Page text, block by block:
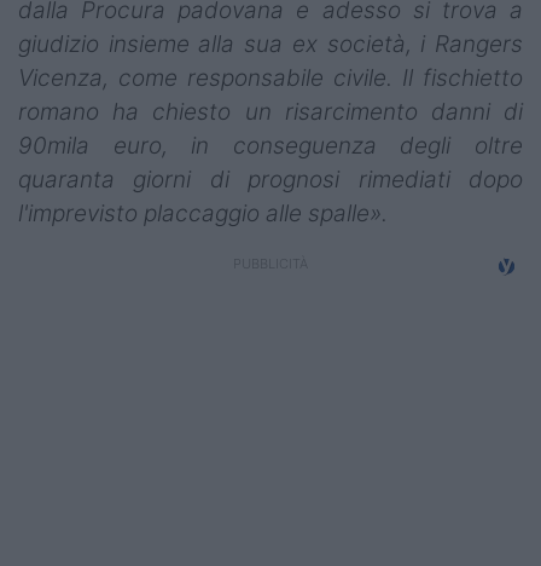
dalla Procura padovana e adesso si trova a
giudizio insieme alla sua ex società, i Rangers
Vicenza, come responsabile civile. Il fischietto
romano ha chiesto un risarcimento danni di
90mila euro, in conseguenza degli oltre
quaranta giorni di prognosi rimediati dopo
l'imprevisto placcaggio alle spalle».